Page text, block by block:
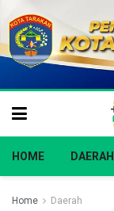
HOME DAERAH
Home Daerah